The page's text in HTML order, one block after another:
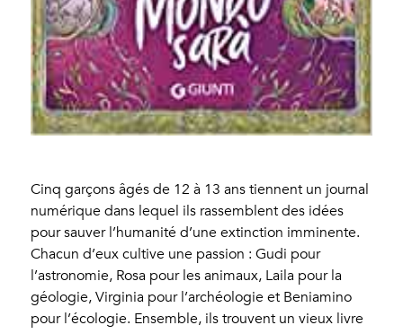
Cinq garçons âgés de 12 à 13 ans tiennent un journal
numérique dans lequel ils rassemblent des idées
pour sauver l’humanité d’une extinction imminente.
Chacun d’eux cultive une passion : Gudi pour
l’astronomie, Rosa pour les animaux, Laila pour la
géologie, Virginia pour l’archéologie et Beniamino
pour l’écologie. Ensemble, ils trouvent un vieux livre